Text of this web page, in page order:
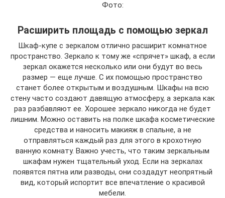
Фото:
Расширить площадь с помощью зеркал
Шкаф-купе с зеркалом отлично расширит комнатное
пространство. Зеркало к тому же «спрячет» шкаф, а если
зеркал окажется несколько или они будут во весь
размер — еще лучше. С их помощью пространство
станет более открытым и воздушным. Шкафы на всю
стену часто создают давящую атмосферу, а зеркала как
раз разбавляют ее. Хорошее зеркало никогда не будет
лишним. Можно оставить на полке шкафа косметические
средства и наносить макияж в спальне, а не
отправляться каждый раз для этого в крохотную
ванную комнату. Важно учесть, что таким зеркальным
шкафам нужен тщательный уход. Если на зеркалах
появятся пятна или разводы, они создадут неопрятный
вид, который испортит все впечатление о красивой
мебели.